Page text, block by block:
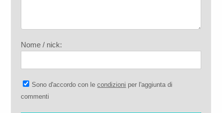
Nome / nick:
Sono d'accordo con lecondizioni per l'aggiunta di
commenti